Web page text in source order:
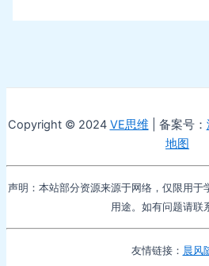
Copyright © 2024 VE思维 | 备案号：
地图
声明：本站部分资源来源于网络，仅限用于
用途。如有问题请联
友情链接： 晨风